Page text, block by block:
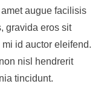
augue facilisis
gravida eros sit
id auctor eleifend.
nisl hendrerit
tincidunt.